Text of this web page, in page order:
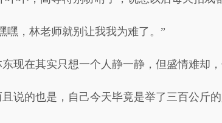
嘿，林老师就别让我我为难了。”
东现在其实只想一个人静一静，但盛情难却，
且说的也是，自己今天毕竟是举了三百公斤